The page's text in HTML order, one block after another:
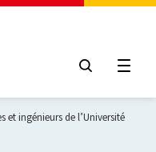
au contenu principal
et ingénieurs de l’Université